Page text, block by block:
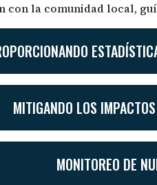
con la comunidad local,
MITIGANDO LOS
MONITOREO DE